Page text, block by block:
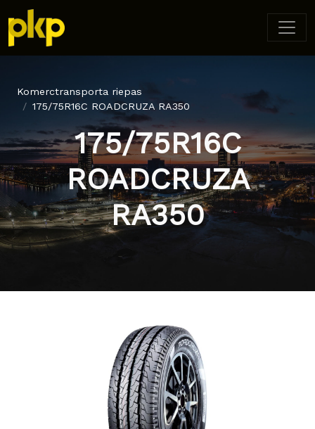
Komerctransporta riepas
175/75R16C ROADCRUZA RA350
175/75R16C
ROADCRUZA
RA350